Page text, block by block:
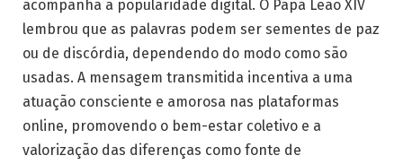
acompanha a popularidade digital. O Papa Leão XIV
lembrou que as palavras podem ser sementes de paz
ou de discórdia, dependendo do modo como são
usadas. A mensagem transmitida incentiva a uma
atuação consciente e amorosa nas plataformas
online, promovendo o bem-estar coletivo e a
valorização das diferenças como fonte de